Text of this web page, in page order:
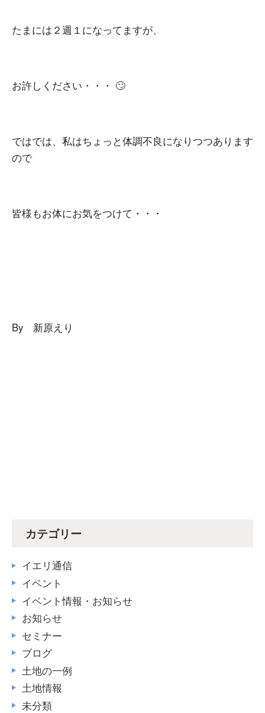
たまには２週１になってますが、
お許しください・・・ 🙄
ではでは、私はちょっと体調不良になりつつあります
ので
皆様もお体にお気をつけて・・・
By 新原えり
カテゴリー
イエリ通信
イベント
イベント情報・お知らせ
お知らせ
セミナー
ブログ
土地の一例
土地情報
未分類